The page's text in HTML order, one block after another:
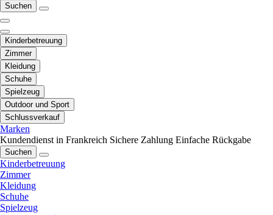
Suchen
Kinderbetreuung
Zimmer
Kleidung
Schuhe
Spielzeug
Outdoor und Sport
Schlussverkauf
Marken
Kundendienst in Frankreich Sichere Zahlung Einfache Rückgabe
Suchen
Kinderbetreuung
Zimmer
Kleidung
Schuhe
Spielzeug